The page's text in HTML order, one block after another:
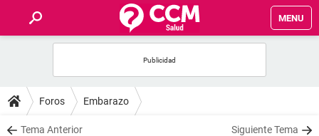
MENU
FOROS
SALUD
Foros Embarazo
Tema Anterior Siguiente Tema